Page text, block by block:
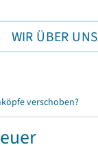
WIR ÜBER UNS
verschoben?